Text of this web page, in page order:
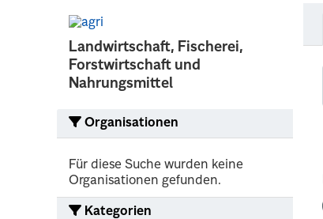
Landwirtschaft, Fischerei,
Forstwirtschaft und
Nahrungsmittel
Organisationen
Für diese Suche wurden keine
Organisationen gefunden.
Kategorien